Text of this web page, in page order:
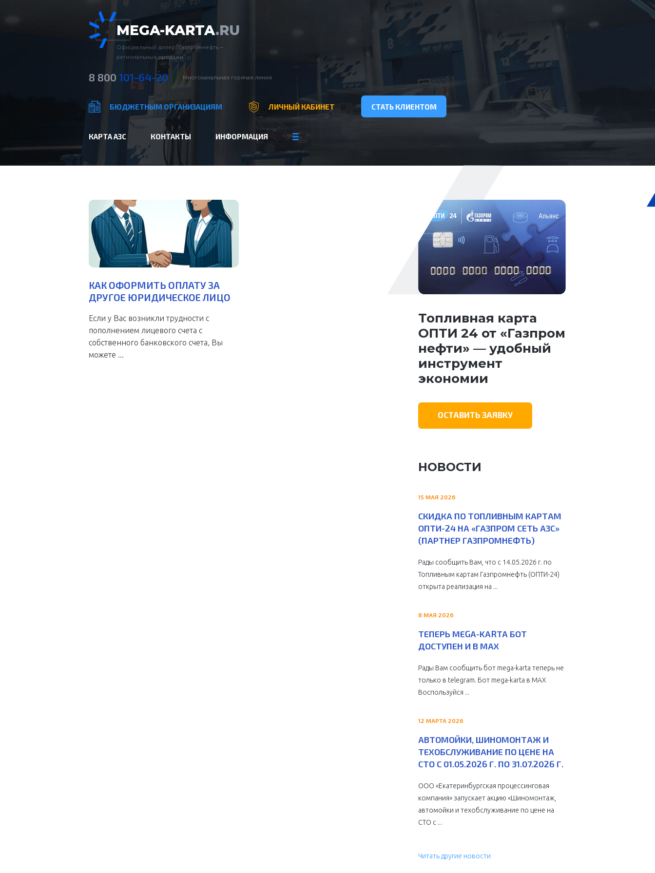
MEGA-KARTA.RU
Официальный дилер “Газпромнефть –
региональные продажи”
8 800 101-64-20 Многоканальная горячая линия
БЮДЖЕТНЫМ ОРГАНИЗАЦИЯМ ЛИЧНЫЙ КАБИНЕТ СТАТЬ КЛИЕНТОМ
КАРТА АЗС КОНТАКТЫ ИНФОРМАЦИЯ
КАК ОФОРМИТЬ ОПЛАТУ ЗА
ДРУГОЕ ЮРИДИЧЕСКОЕ ЛИЦО
Если у Вас возникли трудности с
пополнением лицевого счета с
собственного банковского счета, Вы
можете ...
Топливная карта
ОПТИ 24 от «Газпром
нефти» — удобный
инструмент
экономии
ОСТАВИТЬ ЗАЯВКУ
НОВОСТИ
15 МАЯ 2026
СКИДКА ПО ТОПЛИВНЫМ КАРТАМ
ОПТИ-24 НА «ГАЗПРОМ СЕТЬ АЗС»
(ПАРТНЕР ГАЗПРОМНЕФТЬ)
Рады сообщить Вам, что с 14.05.2026 г. по
Топливным картам Газпромнефть (ОПТИ-24)
открыта реализация на ...
8 МАЯ 2026
ТЕПЕРЬ MEGA-KARTA БОТ
ДОСТУПЕН И В MAX
Рады Вам сообщить бот mega-karta теперь не
только в telegram. Бот mega-karta в МАХ
Воспользуйся ...
12 МАРТА 2026
АВТОМОЙКИ, ШИНОМОНТАЖ И
ТЕХОБСЛУЖИВАНИЕ ПО ЦЕНЕ НА
СТО С 01.05.2026 Г. ПО 31.07.2026 Г.
ООО «Екатеринбургская процессинговая
компания» запускает акцию «Шиномонтаж,
автомойки и техобслуживание по цене на
СТО с ...
Читать другие новости